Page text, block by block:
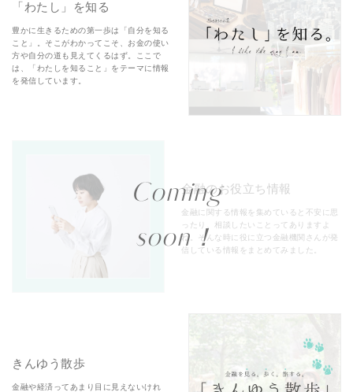
「わたし」を知る
豊かに生きるための第一歩は「自分を知る
こと」。そこがわかってこそ、お金の使い
方や自分の道も見えてくるはず。ここで
は、「わたしを知ること」をテーマに情報
を発信しています。
Coming
soon！
金融のお役立ち情報
金融に関する情報を集めていると不安に思
ったり、相談したいことってありますよ
ね。そんな時に役に立つ金融機関さんが発
信している情報をまとめてみました。
きんゆう散歩
金融や経済ってあまり目に見えないけれ